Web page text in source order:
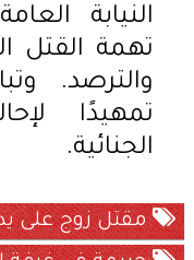
النيابة
تهمة القتل
والترصد.
تمهيدًا
الجنائية.
مقتل زوج على